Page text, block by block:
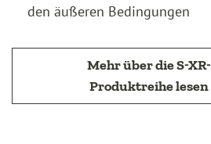
den äußeren Bedingungen
Mehr über die S-XR-
Produktreihe lesen